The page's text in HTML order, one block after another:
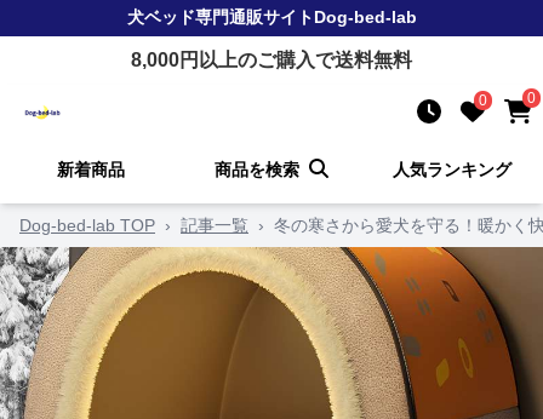
犬ベッド専門通販サイトDog-bed-lab
8,000円以上のご購入で送料無料
0 0
新着商品 商品を検索 人気ランキング
Dog-bed-lab TOP › 記事一覧 › 冬の寒さから愛犬を守る！暖かく